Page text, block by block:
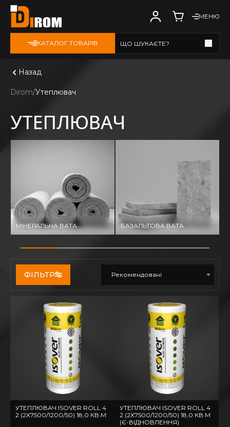
МЕНЮ
КАТАЛОГ ТОВАРІВ ЩО ШУКАЄТЕ?
Назад
Dirom Утеплювач
УТЕПЛЮВАЧ
МІНЕРАЛЬНА ВАТА БАЗАЛЬТОВА ВАТА
ФІЛЬТР Рекомендовані
УТЕПЛЮВАЧ ISOVER ROLL 4
2 (2Х7500/1200/50) 18,0 КВ.М
УТЕПЛЮВАЧ ISOVER ROLL 4
2 (2Х7500/1200/50) 18,0 КВ.М
(Є-ВІДНОВЛЕННЯ)